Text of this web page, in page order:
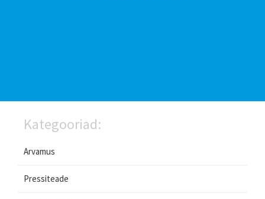
Kategooriad:
Arvamus
Pressiteade